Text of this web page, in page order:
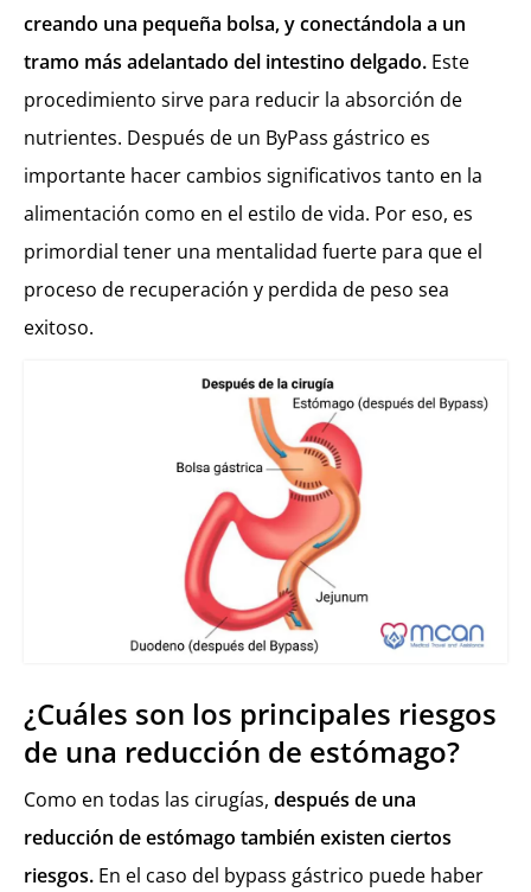
creando una pequeña bolsa, y conectándola a un
tramo más adelantado del intestino delgado. Este
procedimiento sirve para reducir la absorción de
nutrientes. Después de un ByPass gástrico es
importante hacer cambios significativos tanto en la
alimentación como en el estilo de vida. Por eso, es
primordial tener una mentalidad fuerte para que el
proceso de recuperación y perdida de peso sea
exitoso.
¿Cuáles son los principales riesgos
de una reducción de estómago?
Como en todas las cirugías, después de una
reducción de estómago también existen ciertos
riesgos. En el caso del bypass gástrico puede haber